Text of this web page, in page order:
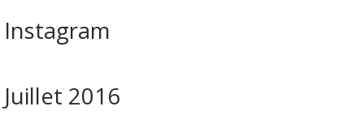
Instagram
Juillet 2016